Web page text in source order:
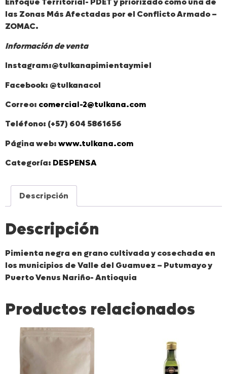
las Zonas Más Afectadas por el Conflicto Armado –
ZOMAC.
Información de venta
Instagram:@tulkanapimientaymiel
Facebook: @tulkanacol
Correo: comercial-2@tulkana.com
Teléfono: (+57) 604 5861656
Página web:www.tulkana.com
Categoría: DESPENSA
Descripción
Descripción
Pimienta negra en grano cultivada y cosechada en
los municipios de Valle del Guamuez – Putumayo y
Puerto Venus Nariño- Antioquia
Productos relacionados